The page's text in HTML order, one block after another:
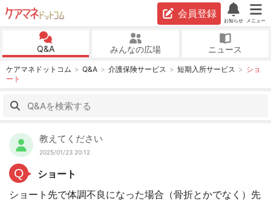
会員登録
お知らせ メニュー
Q&A みんなの広場 ニュース
ケアマネドットコム Q&A 介護保険サービス 短期入所サービス
ショ
ート
教えてください
2025/01/23 20:12
Q
ショート
ショート先で体調不良になった場合（骨折とかでなく）先